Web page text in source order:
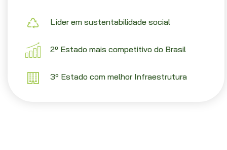
Líder em sustentabilidade social
2º Estado mais competitivo do Brasil
3º Estado com melhor Infraestrutura